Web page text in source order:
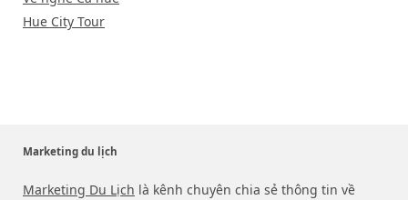
Hue City Tour
Marketing du lịch
Marketing Du Lịch là kênh chuyên chia sẻ thông tin về